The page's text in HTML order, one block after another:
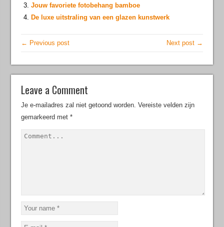
Jouw favoriete fotobehang bamboe
De luxe uitstraling van een glazen kunstwerk
← Previous post Next post →
Leave a Comment
Je e-mailadres zal niet getoond worden. Vereiste velden zijn
gemarkeerd met*